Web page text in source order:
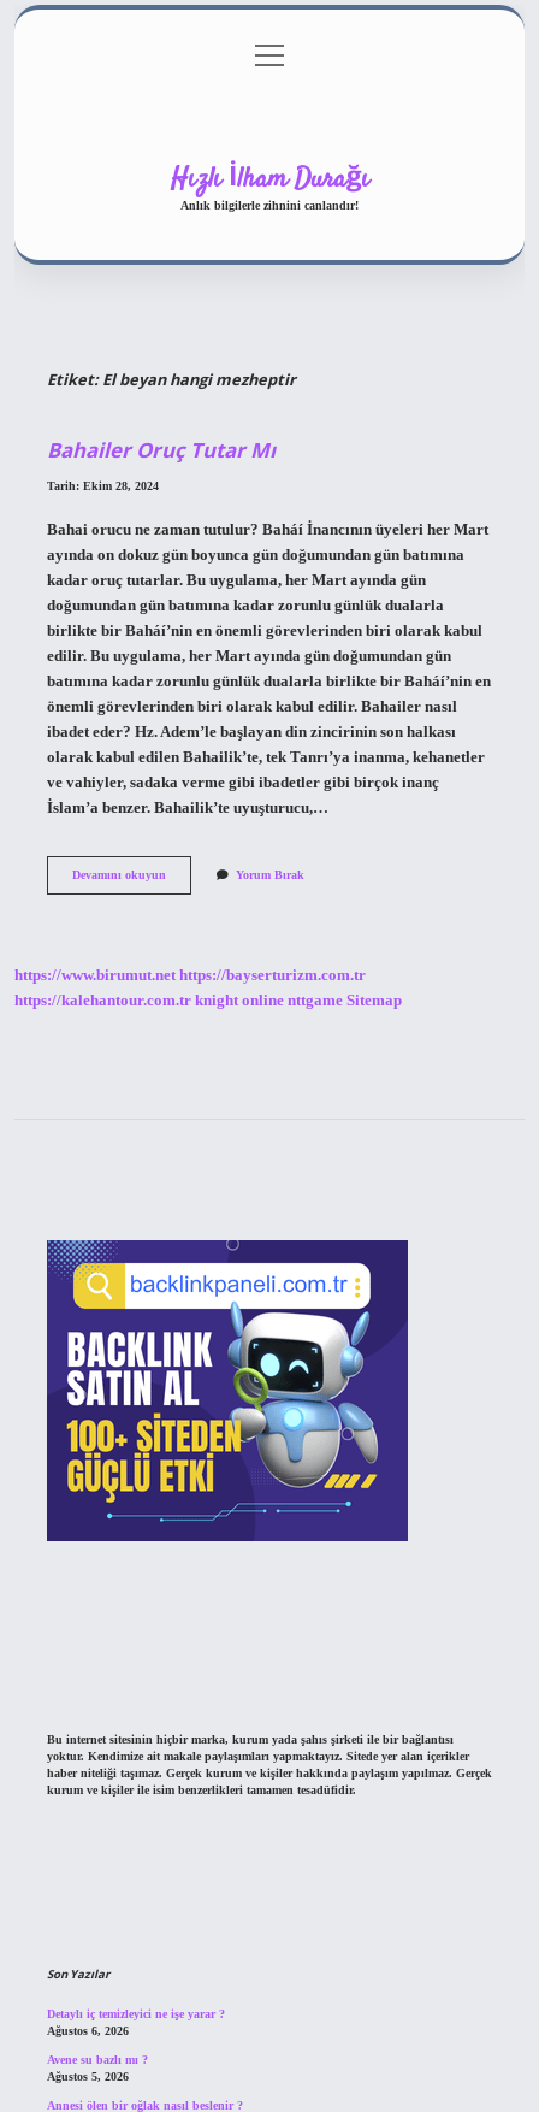
Gizlilik Politikası
menüyü
aç
Hızlı İlham Durağı
Anlık bilgilerle zihnini canlandır!
Etiket:El beyan hangi mezheptir
Bahailer Oruç Tutar Mı
Tarih: Ekim 28, 2024
Bahai orucu ne zaman tutulur? Baháí İnancının üyeleri her Mart
ayında on dokuz gün boyunca gün doğumundan gün batımına
kadar oruç tutarlar. Bu uygulama, her Mart ayında gün
doğumundan gün batımına kadar zorunlu günlük dualarla
birlikte bir Baháí’nin en önemli görevlerinden biri olarak kabul
edilir. Bu uygulama, her Mart ayında gün doğumundan gün
batımına kadar zorunlu günlük dualarla birlikte bir Baháí’nin en
önemli görevlerinden biri olarak kabul edilir. Bahailer nasıl
ibadet eder? Hz. Adem’le başlayan din zincirinin son halkası
olarak kabul edilen Bahailik’te, tek Tanrı’ya inanma, kehanetler
ve vahiyler, sadaka verme gibi ibadetler gibi birçok inanç
İslam’a benzer. Bahailik’te uyuşturucu,…
Devamını okuyunBahailer
Yorum Bırak
https://www.birumut.net https://bayserturizm.com.tr
https://kalehantour.com.tr knight online nttgame Sitemap
Bu internet sitesinin hiçbir marka, kurum yada şahıs şirketi ile bir bağlantısı
yoktur. Kendimize ait makale paylaşımları yapmaktayız. Sitede yer alan içerikler
haber niteliği taşımaz. Gerçek kurum ve kişiler hakkında paylaşım yapılmaz. Gerçek
kurum ve kişiler ile isim benzerlikleri tamamen tesadüfidir.
Son Yazılar
Detaylı iç temizleyici ne işe yarar ?
Ağustos 6, 2026
Avene su bazlı mı ?
Ağustos 5, 2026
Annesi ölen bir oğlak nasıl beslenir ?